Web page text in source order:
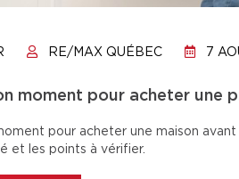
RE/MAX QUÉBEC 7
moment pour acheter une
pour acheter une maison
et les points à vérifier.